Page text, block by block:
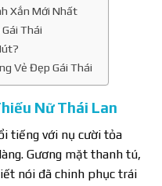
Xắn Mới Nhất
Thái
Vẻ Đẹp Gái Thái
Nữ Thái Lan
tiếng với nụ cười tỏa
Gương mặt thanh tú,
nói đã chinh phục trái